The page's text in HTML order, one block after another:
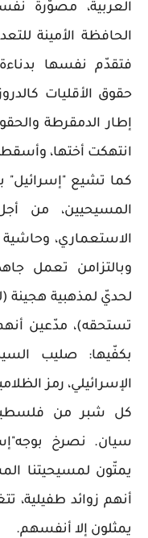
العربية، مصوّرة
الحافظة الأمينة
فتقدّم نفسها
حقوق الأقليات
إطار الدمقرطة
انتهكت أختها،
كما تشيع "إسرائيل"
المسيحيين، من
الاستعماري،
وبالتزامن تعمل
لحديّ لمذهبية هجينة
تستحقه)، مدّعين
بكفّيها: صليب
الإسرائيلي، رمز
كل شبر من
سيان. نصرخ
يمتّون لمسيحيتنا
أنهم زوائد طفيلية،
يمثلون إلا أنفسهم.